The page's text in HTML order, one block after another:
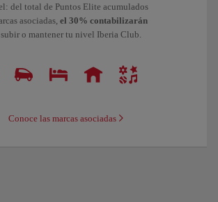
del total de Puntos Elite acumulados
asociadas,el 30% contabilizarán
o mantener tu nivel Iberia Club.
Conoce las marcas asociadas